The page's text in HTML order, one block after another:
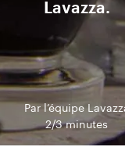
Lavazza.
Par l’équipe
2/3 minutes